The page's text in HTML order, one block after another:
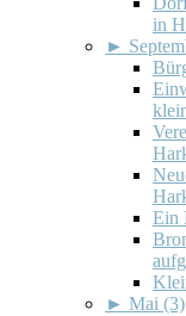
in
►
Ein
► Mai (3)